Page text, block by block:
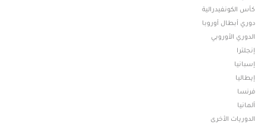
كأس الكونفيدرالية
دوري أبطال أوروبا
الدوري الأوروبي
إنجلترا
إسبانيا
إيطاليا
فرنسا
ألمانيا
الدوريات الأخرى